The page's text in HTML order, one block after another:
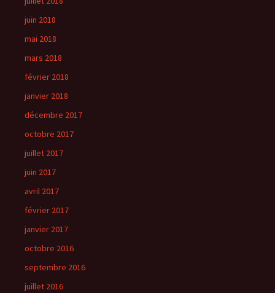
juin 2018
mai 2018
mars 2018
février 2018
janvier 2018
décembre 2017
octobre 2017
juillet 2017
juin 2017
avril 2017
février 2017
janvier 2017
octobre 2016
septembre 2016
juillet 2016